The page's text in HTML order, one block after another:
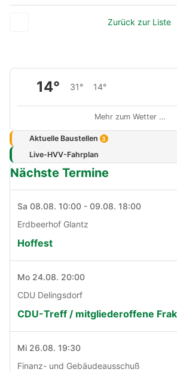
Zurück zur Liste
14° 31° 14°
Mehr zum Wetter …
Aktuelle Baustellen 3
Live-HVV-Fahrplan
Nächste Termine
Sa 08.08. 10:00 - 09.08. 18:00
Erdbeerhof Glantz
Hoffest
Mo 24.08. 20:00
CDU Delingsdorf
CDU-Treff / mitgliederoffene
Mi 26.08. 19:30
Finanz- und Gebäudeausschuß